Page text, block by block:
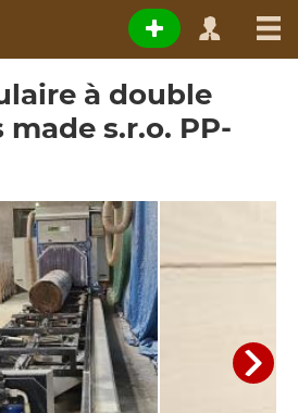
à double
s.r.o. PP-